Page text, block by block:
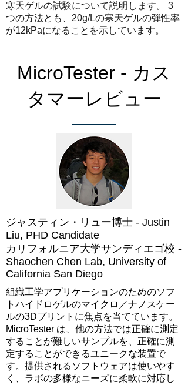
寒天ゲルの試験について説明します。 3
つの方法とも、20g/Lの寒天ゲルの弾性率
が12kPaになることを示しています。
MicroTester - カス
タマーレビュー
ジャスティン・リュー博士 - Justin
Liu, PHD Candidate
カリフォルニア大学サンディエゴ校 -
Shaochen Chen Lab, University of
California San Diego
組織工学アプリケーションのためのソフ
トハイドロゲルのマイクロ／ナノスケー
ルの3Dプリントに焦点を当てています。
MicroTester は、他の方法では正確に測定
することが難しいサンプルを、正確に測
定することができるユニークな装置で
す。提供されるソフトウェアは使いやす
く、ラボの多様なニーズに柔軟に対応し